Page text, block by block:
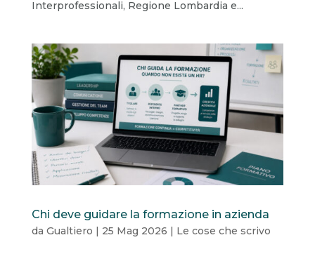
Interprofessionali, Regione Lombardia e...
Chi deve guidare la formazione in azienda
da Gualtiero | 25 Mag 2026 | Le cose che scrivo